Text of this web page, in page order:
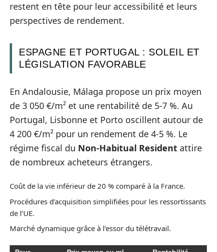
restent en tête pour leur accessibilité et leurs
perspectives de rendement.
ESPAGNE ET PORTUGAL : SOLEIL ET
LÉGISLATION FAVORABLE
En Andalousie, Málaga propose un prix moyen
de 3 050 €/m² et une rentabilité de 5-7 %. Au
Portugal, Lisbonne et Porto oscillent autour de
4 200 €/m² pour un rendement de 4-5 %. Le
régime fiscal du Non-Habitual Resident attire
de nombreux acheteurs étrangers.
Coût de la vie inférieur de 20 % comparé à la France.
Procédures d’acquisition simplifiées pour les ressortissants
de l’UE.
Marché dynamique grâce à l’essor du télétravail.